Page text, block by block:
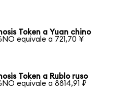
Token a Yuan chino
equivale a 721,70 ¥
Token a Rublo ruso
equivale a 8814,91 ₽